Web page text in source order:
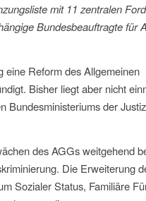
mit 11 zentralen
Bundesbeauftragte für
eine Reform des Allgemeinen
Bisher liegt aber nicht
Bundesministeriums der
des AGGs weitgehend
Die Erweiterung
Sozialer Status, Familiäre